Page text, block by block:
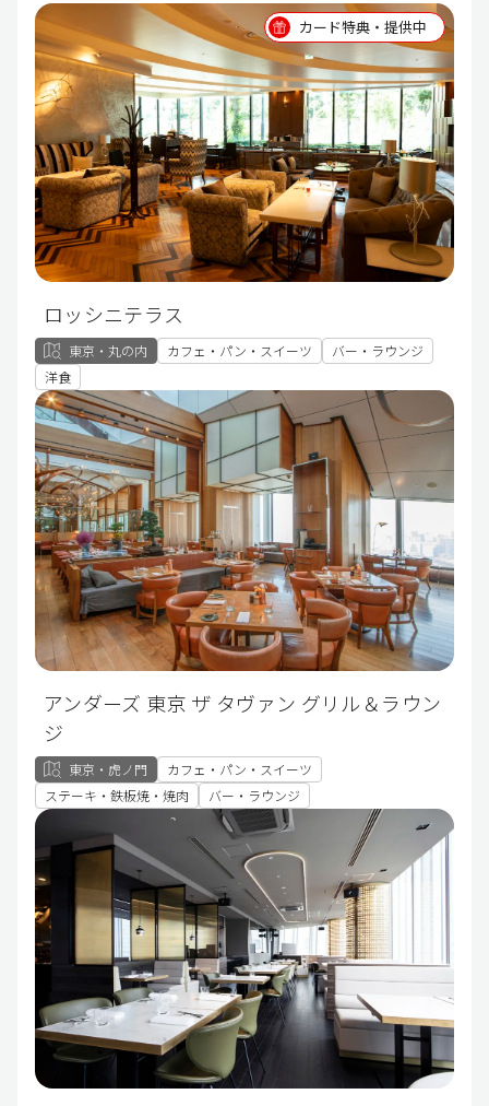
カード特典・提供中
ロッシニテラス
東京・丸の内 カフェ・パン・スイーツ
バー・ラウンジ
洋食
アンダーズ 東京 ザ タヴァン グリル＆ラウン
ジ
東京・虎ノ門
カフェ・パン・スイーツ
ステーキ・鉄板焼・焼肉
バー・ラウンジ